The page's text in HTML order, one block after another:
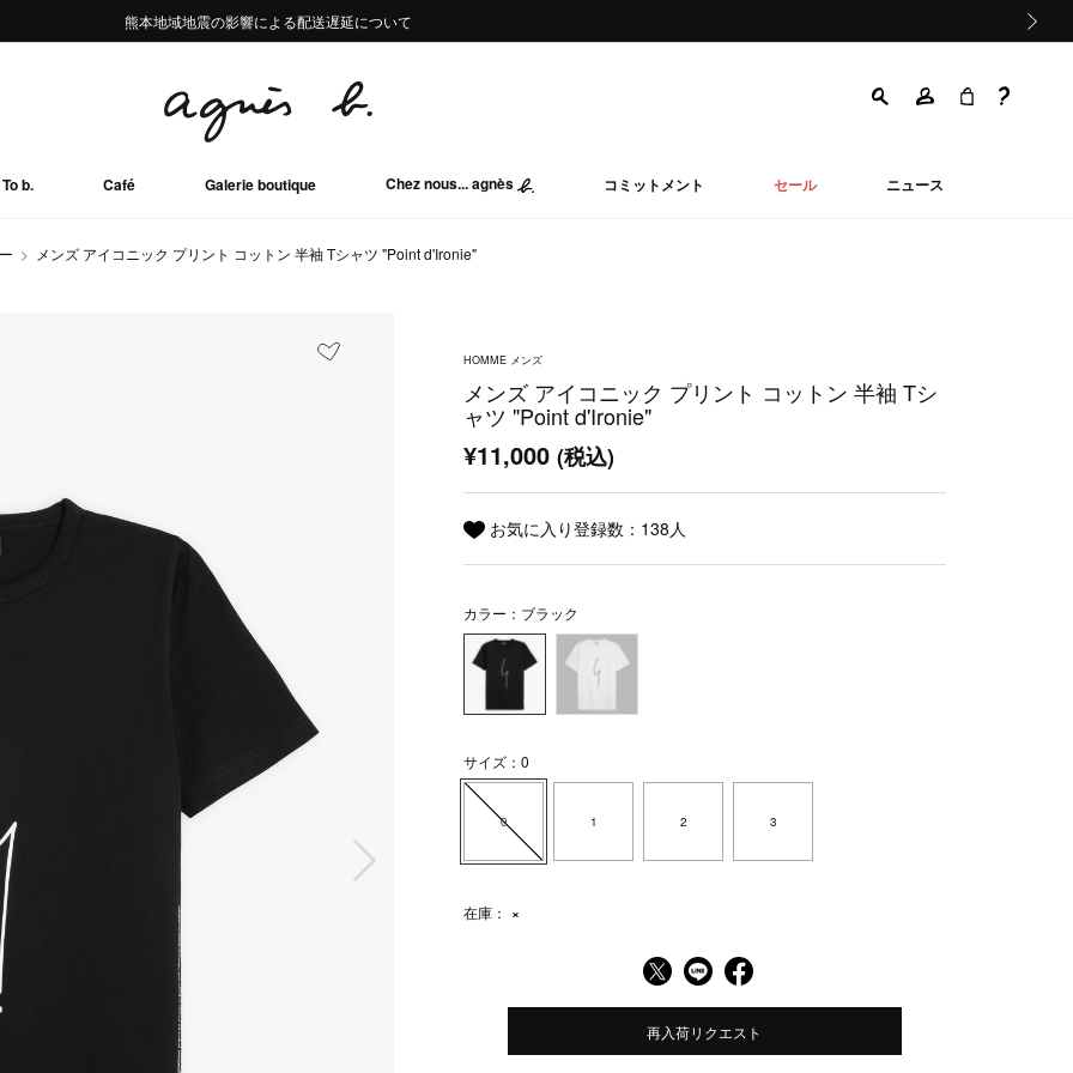
熊本地域地震の影響による配送遅延について
Summer Sale 2buy10%OFF!!
熊本地域地震の影響による配送遅延について
Summer Sale 2buy10%OFF!!
To b. Café Galerie boutique Chez nous... agnès コミットメント セール ニュース
メンズ アイコニック プリント コットン 半袖 Tシャツ "Point d'Ironie"
HOMME メンズ
メンズ アイコニック プリント コットン 半袖 Tシ
ャツ "Point d'Ironie"
¥11,000(税込)
お気に入り登録数： 138人
カラー：ブラック
サイズ：0
0 1 2 3
在庫： ×
再入荷リクエスト